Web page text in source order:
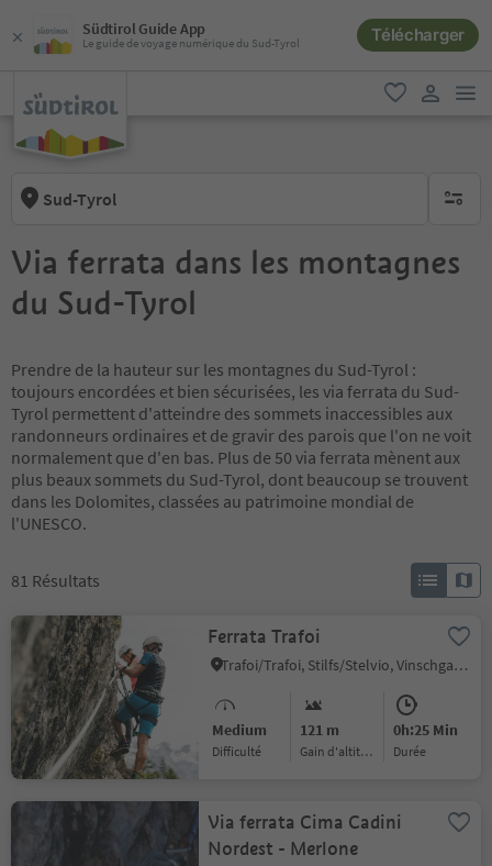
Südtirol Guide App
Le guide de voyage numérique du Sud-Tyrol Télécharger
favori
Sud-Tyrol aucun
Via ferrata dans les montagnes
du Sud-Tyrol
Prendre de la hauteur sur les montagnes du Sud-Tyrol :
toujours encordées et bien sécurisées, les via ferrata du Sud-
Tyrol permettent d'atteindre des sommets inaccessibles aux
randonneurs ordinaires et de gravir des parois que l'on ne voit
normalement que d'en bas. Plus de 50 via ferrata mènent aux
plus beaux sommets du Sud-Tyrol, dont beaucoup se trouvent
dans les Dolomites, classées au patrimoine mondial de
l'UNESCO.
81 Résultats
Ferrata Trafoi
Trafoi/Trafoi, Stilfs/Stelvio, Vinschgau/Val Venosta
Medium
Difficulté
121 m
Gain d'altitude
0h:25 Min
durée
Via ferrata Cima Cadini
Nordest - Merlone